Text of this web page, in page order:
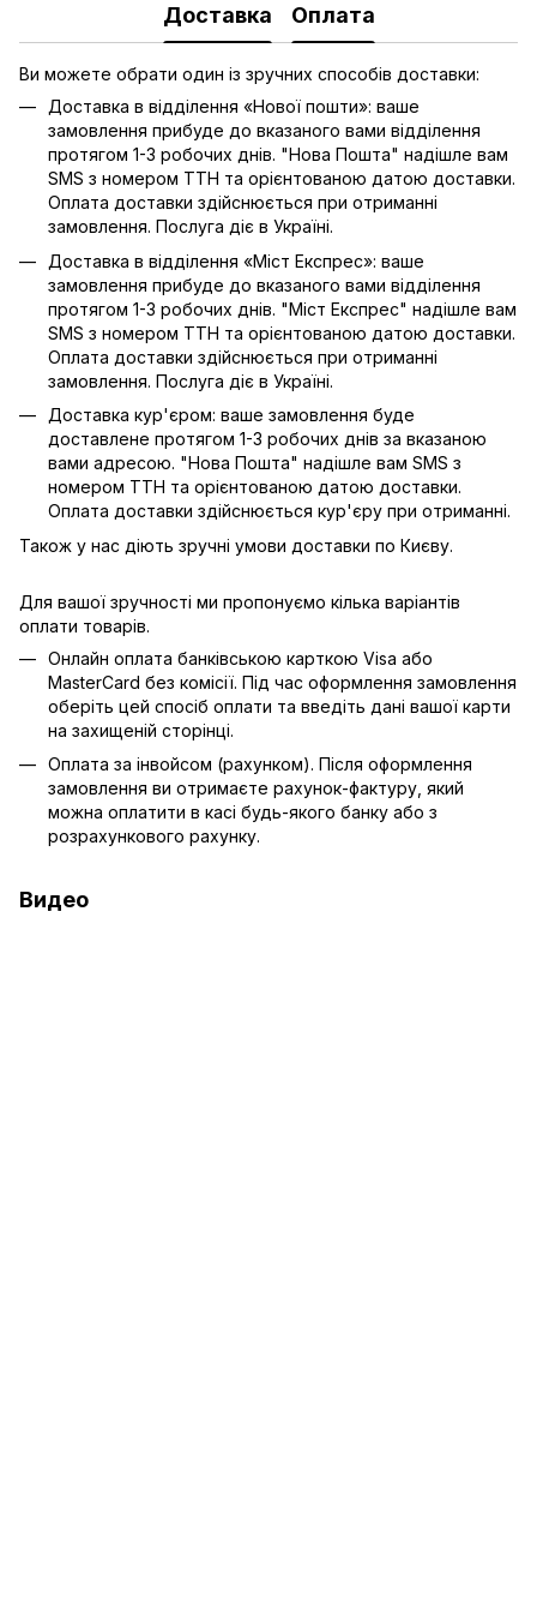
Доставка Оплата
Ви можете обрати один із зручних способів доставки:
Доставка в відділення «Нової пошти»: ваше
замовлення прибуде до вказаного вами відділення
протягом 1-3 робочих днів. "Нова Пошта" надішле вам
SMS з номером ТТН та орієнтованою датою доставки.
Оплата доставки здійснюється при отриманні
замовлення. Послуга діє в Україні.
Доставка в відділення «Міст Експрес»: ваше
замовлення прибуде до вказаного вами відділення
протягом 1-3 робочих днів. "Міст Експрес" надішле вам
SMS з номером ТТН та орієнтованою датою доставки.
Оплата доставки здійснюється при отриманні
замовлення. Послуга діє в Україні.
Доставка кур'єром: ваше замовлення буде
доставлене протягом 1-3 робочих днів за вказаною
вами адресою. "Нова Пошта" надішле вам SMS з
номером ТТН та орієнтованою датою доставки.
Оплата доставки здійснюється кур'єру при отриманні.
Також у нас діють зручні умови доставки по Києву.
Для вашої зручності ми пропонуємо кілька варіантів
оплати товарів.
Онлайн оплата банківською карткою Visa або
MasterCard без комісії. Під час оформлення замовлення
оберіть цей спосіб оплати та введіть дані вашої карти
на захищеній сторінці.
Оплата за інвойсом (рахунком). Після оформлення
замовлення ви отримаєте рахунок-фактуру, який
можна оплатити в касі будь-якого банку або з
розрахункового рахунку.
Видео